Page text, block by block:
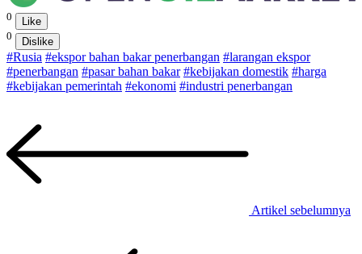
0
Like
0
Dislike
#Rusia #ekspor bahan bakar penerbangan #larangan ekspor
#penerbangan #pasar bahan bakar #kebijakan domestik #harga
#kebijakan pemerintah #ekonomi #industri penerbangan
Artikel sebelumnya